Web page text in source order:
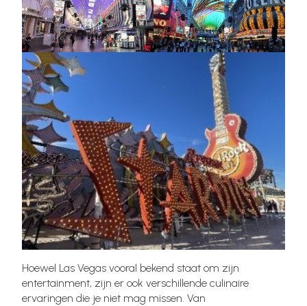
Hoewel Las Vegas vooral bekend staat om zijn
entertainment, zijn er ook verschillende culinaire
ervaringen die je niet mag missen. Van